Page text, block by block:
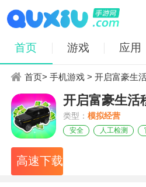
首页 游戏 应用
首页>手机游戏 > 开启富豪生
开启富豪生活
类型：模拟经营
安全 人工检测
高速下载